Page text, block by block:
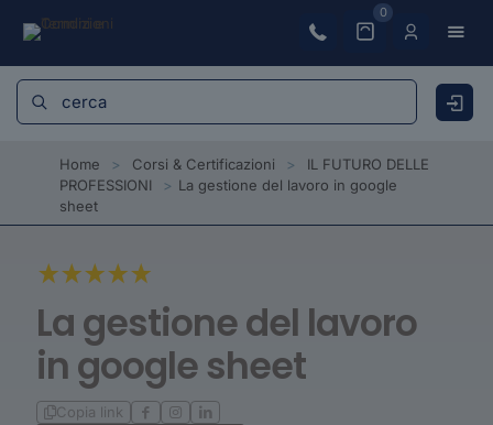
0
Home > Corsi & Certificazioni >
IL FUTURO DELLE
PROFESSIONI
> La gestione del lavoro in google
sheet
La gestione del lavoro
in google sheet
Copia link